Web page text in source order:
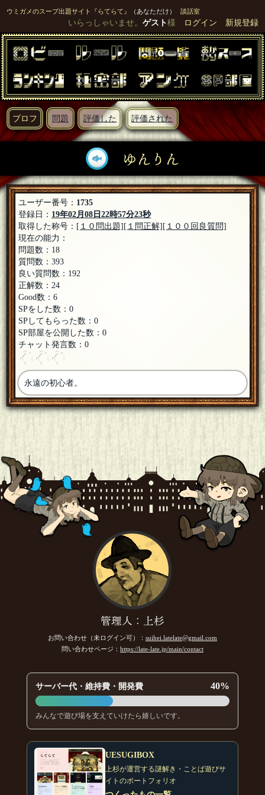
ウミガメのスープ出題サイト『らてらて』 （あなただけ） 談話室
いらっしゃいませ。 ゲスト様 ログイン 新規登録
プロフ 問題 評価した 評価された
ゆんりん
ユーザー番号： 1735
登録日： 19年02月08日22時57分23秒
取得した称号： [１０問出題][１問正解][１００回良質問]
現在の能力：
問題数：18
質問数：393
良い質問数：192
正解数：24
Good数：6
SPをした数：0
SPしてもらった数：0
SP部屋を公開した数：0
チャット発言数：0
永遠の初心者。
管理人：上杉
お問い合わせ（未ログイン可）： suihei.latelate@gmail.com
問い合わせページ： https://late-late.jp/main/contact
サーバー代・維持費・開発費 40%
みんなで遊び場を支えていけたら嬉しいです。
UESUGIBOX
上杉が運営する謎解き・ことば遊びサ
イトのポートフォリオ